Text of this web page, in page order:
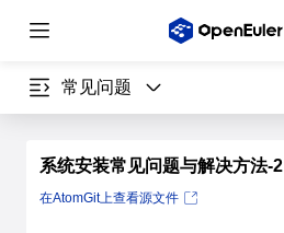
常见问题
系统安装常见问题与解决方法-2
在AtomGit上查看源文件